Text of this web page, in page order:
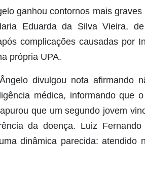
ganhou contornos mais
Eduarda da Silva Vieira,
complicações causadas por
própria UPA.
divulgou nota afirmando
médica, informando que
que um segundo jovem
da doença. Luiz
dinâmica parecida: atendido